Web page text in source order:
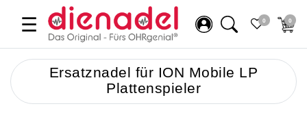
☰ 0 0
Ersatznadel für ION Mobile LP
Plattenspieler